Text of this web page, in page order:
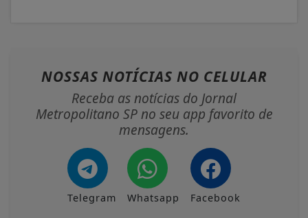
NOSSAS NOTÍCIAS NO CELULAR
Receba as notícias do Jornal
Metropolitano SP no seu app favorito de
mensagens.
Telegram Whatsapp Facebook